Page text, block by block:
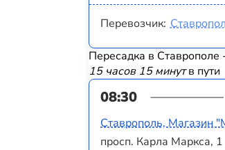
Перевозчик:
Пересадка в Ставрополе
15 часов 15 минутв пути
08:30
Ставрополь, Магазин
просп. Карла Маркса, 1